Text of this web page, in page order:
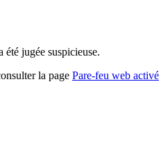
jugée suspicieuse.
la page Pare-feu web activé